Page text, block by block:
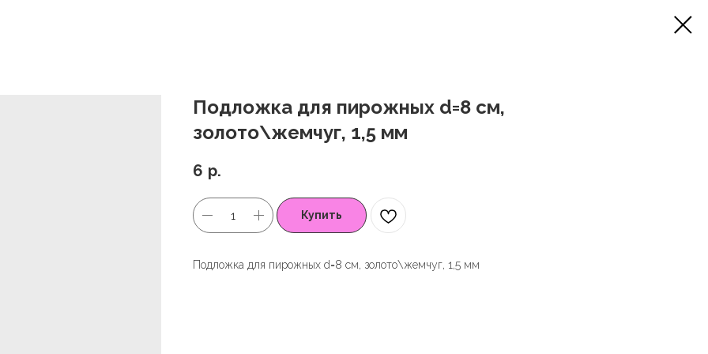
Подложка для пирожных d=8 см,
золото\жемчуг, 1,5 мм
6 р.
Купить
Подложка для пирожных d=8 см, золото\жемчуг, 1,5 мм